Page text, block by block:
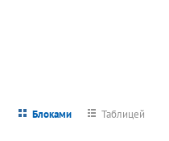
Блоками Таблицей